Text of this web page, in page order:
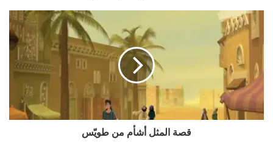
قصة المثل أشأم من طويّس